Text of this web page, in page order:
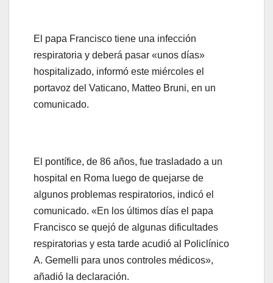
El papa Francisco tiene una infección
respiratoria y deberá pasar «unos días»
hospitalizado, informó este miércoles el
portavoz del Vaticano, Matteo Bruni, en un
comunicado.
El pontífice, de 86 años, fue trasladado a un
hospital en Roma luego de quejarse de
algunos problemas respiratorios, indicó el
comunicado. «En los últimos días el papa
Francisco se quejó de algunas dificultades
respiratorias y esta tarde acudió al Policlínico
A. Gemelli para unos controles médicos»,
añadió la declaración.